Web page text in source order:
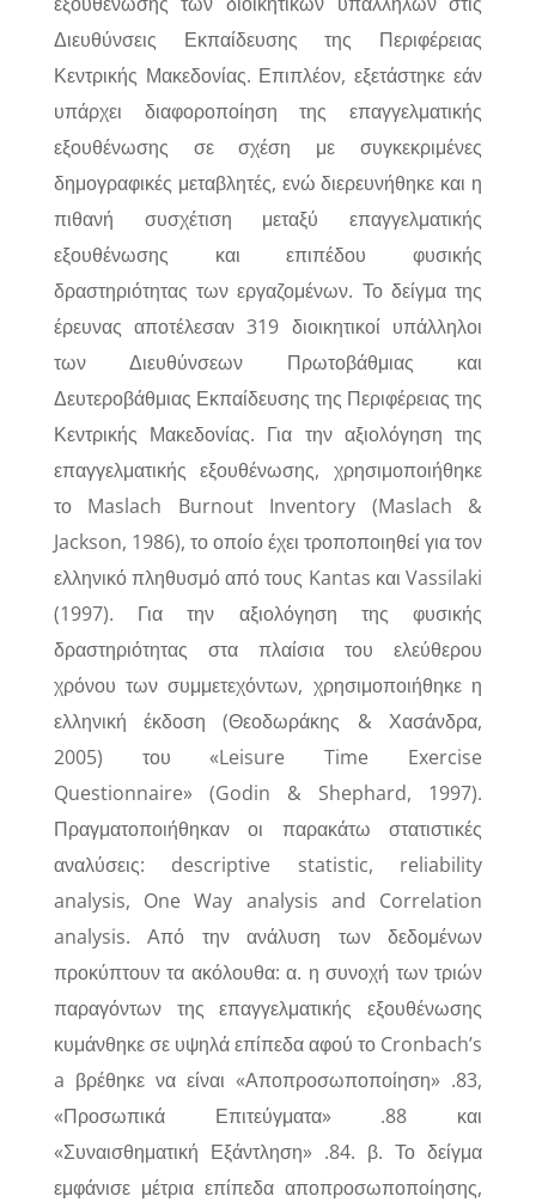
Διευθύνσεις Εκπαίδευσης της Περιφέρειας
Κεντρικής Μακεδονίας. Επιπλέον, εξετάστηκε εάν
υπάρχει διαφοροποίηση της επαγγελματικής
εξουθένωσης σε σχέση με συγκεκριμένες
δημογραφικές μεταβλητές, ενώ διερευνήθηκε και η
πιθανή συσχέτιση μεταξύ επαγγελματικής
εξουθένωσης και επιπέδου φυσικής
δραστηριότητας των εργαζομένων. Το δείγμα της
έρευνας αποτέλεσαν 319 διοικητικοί υπάλληλοι
των Διευθύνσεων Πρωτοβάθμιας και
Δευτεροβάθμιας Εκπαίδευσης της Περιφέρειας της
Κεντρικής Μακεδονίας. Για την αξιολόγηση της
επαγγελματικής εξουθένωσης, χρησιμοποιήθηκε
το Maslach Burnout Inventory (Maslach &
Jackson, 1986), το οποίο έχει τροποποιηθεί για τον
ελληνικό πληθυσμό από τους Kantas και Vassilaki
(1997). Για την αξιολόγηση της φυσικής
δραστηριότητας στα πλαίσια του ελεύθερου
χρόνου των συμμετεχόντων, χρησιμοποιήθηκε η
ελληνική έκδοση (Θεοδωράκης & Χασάνδρα,
2005) του «Leisure Time Exercise
Questionnaire» (Godin & Shephard, 1997).
Πραγματοποιήθηκαν οι παρακάτω στατιστικές
αναλύσεις: descriptive statistic, reliability
analysis, One Way analysis and Correlation
analysis. Από την ανάλυση των δεδομένων
προκύπτουν τα ακόλουθα: α. η συνοχή των τριών
παραγόντων της επαγγελματικής εξουθένωσης
κυμάνθηκε σε υψηλά επίπεδα αφού το Cronbach’s
a βρέθηκε να είναι «Αποπροσωποποίηση» .83,
«Προσωπικά Επιτεύγματα» .88 και
«Συναισθηματική Εξάντληση» .84. β. Το δείγμα
εμφάνισε μέτρια επίπεδα αποπροσωποποίησης,